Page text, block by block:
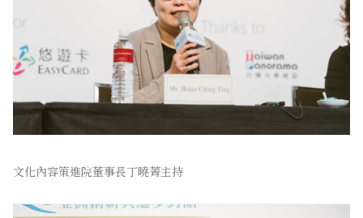
文化內容策進院董事長丁曉菁主持